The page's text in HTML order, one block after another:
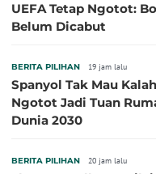
UEFA Tetap Ngotot:
Belum Dicabut
BERITA PILIHAN 19 jam lalu
Spanyol Tak Mau
Ngotot Jadi Tuan
Dunia 2030
BERITA PILIHAN 20 jam lalu